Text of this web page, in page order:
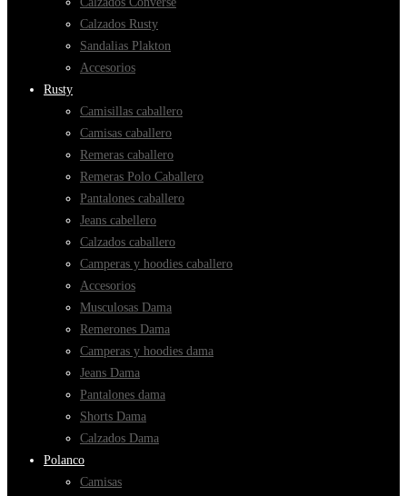
Calzados Rusty
Sandalias Plakton
Accesorios
Rusty
Camisillas caballero
Camisas caballero
Remeras caballero
Remeras Polo Caballero
Pantalones caballero
Jeans cabellero
Calzados caballero
Camperas y hoodies caballero
Accesorios
Musculosas Dama
Remerones Dama
Camperas y hoodies dama
Jeans Dama
Pantalones dama
Shorts Dama
Calzados Dama
Polanco
Camisas